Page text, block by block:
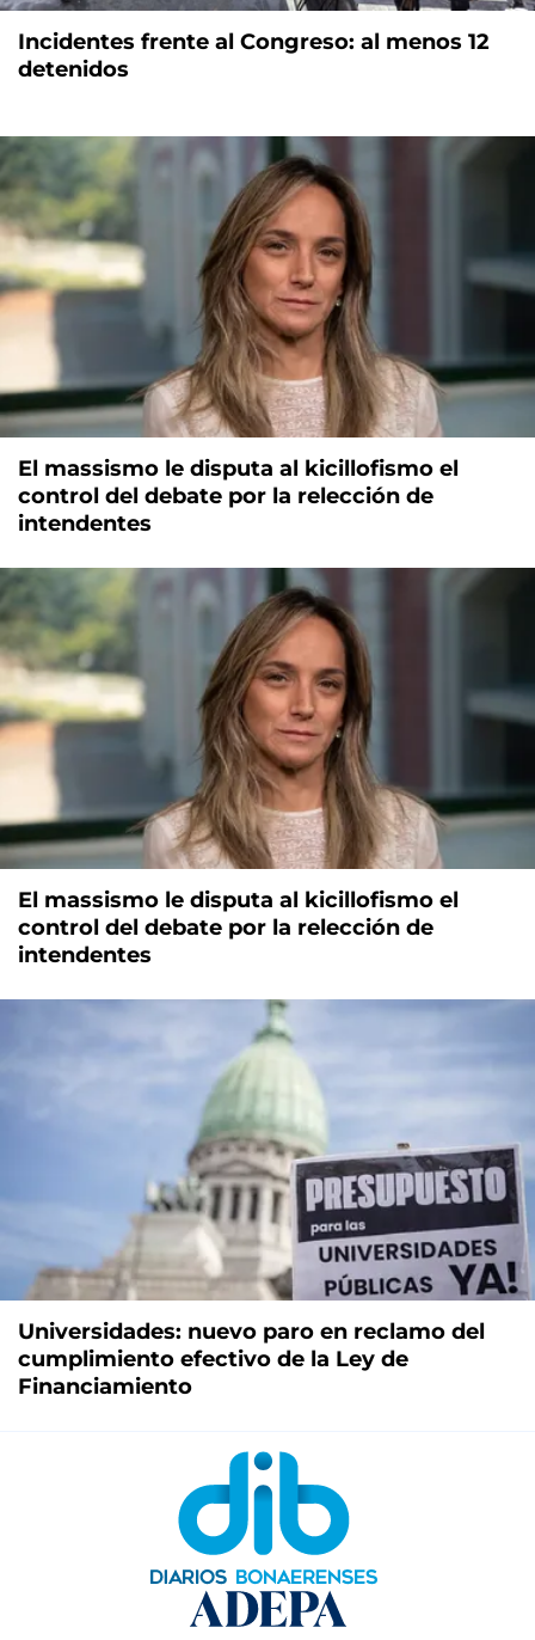
Incidentes frente al Congreso: al menos 12
detenidos
El massismo le disputa al kicillofismo el
control del debate por la relección de
intendentes
El massismo le disputa al kicillofismo el
control del debate por la relección de
intendentes
Universidades: nuevo paro en reclamo del
cumplimiento efectivo de la Ley de
Financiamiento